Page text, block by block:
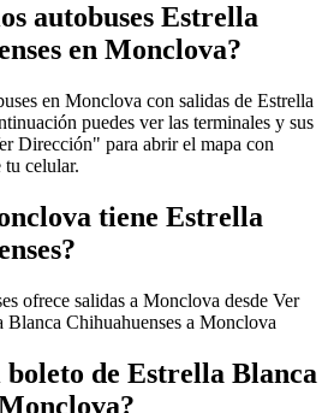
autobuses Estrella
en Monclova?
en Monclova con salidas de Estrella
puedes ver las terminales y sus
Dirección" para abrir el mapa con
tu celular.
tiene Estrella
ofrece salidas a Monclova desde Ver
Blanca Chihuahuenses a Monclova
boleto de Estrella Blanca